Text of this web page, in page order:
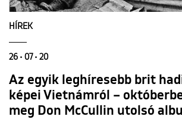
HÍREK
26 • 07 • 20
Az egyik leghíresebb brit
képei Vietnámról –
meg Don McCullin utolsó